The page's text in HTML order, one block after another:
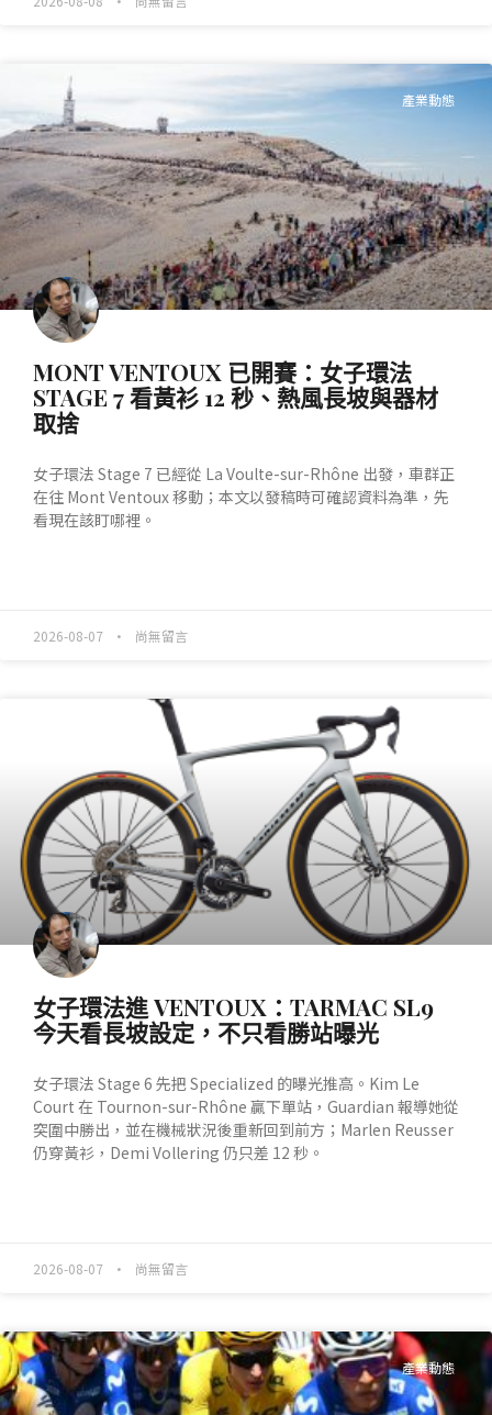
產業動態
MONT VENTOUX 已開賽：女子環法
STAGE 7 看黃衫 12 秒、熱風長坡與器材
取捨
女子環法 Stage 7 已經從 La Voulte-sur-Rhône 出發，車群正
在往 Mont Ventoux 移動；本文以發稿時可確認資料為準，先
看現在該盯哪裡。
2026-08-07 尚無留言
女子環法進 VENTOUX：TARMAC SL9
今天看長坡設定，不只看勝站曝光
女子環法 Stage 6 先把 Specialized 的曝光推高。Kim Le
Court 在 Tournon-sur-Rhône 贏下單站，Guardian 報導她從
突圍中勝出，並在機械狀況後重新回到前方；Marlen Reusser
仍穿黃衫，Demi Vollering 仍只差 12 秒。
2026-08-07 尚無留言
產業動態